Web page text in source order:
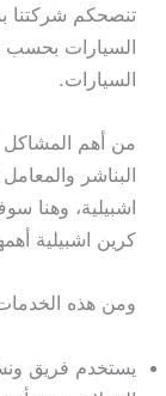
تنصحكم شركتنا
السيارات بحسب
السيارات.
من أهم المشاكل
البناشر
اشبيلية، وهنا
كرين اشبيلية
ومن هذه
يستخدم فريق